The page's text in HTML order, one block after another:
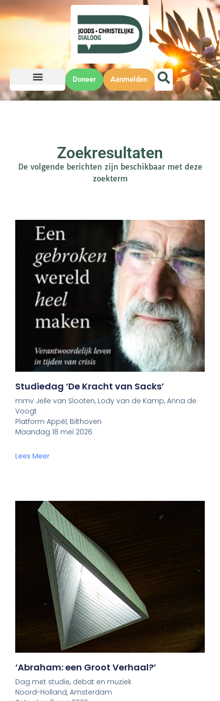
Doneer Aanmelden
Zoekresultaten
De volgende berichten zijn beschikbaar met deze
zoekterm
Studiedag ‘De Kracht van Sacks’
mmv Jelle van Slooten, Lody van de Kamp, Anna de
Voogt
Platform Appèl, Bilthoven
Maandag 18 mei 2026
Lees Meer
‘Abraham: een Groot Verhaal?’
Dag met studie, debat en muziek
Noord-Holland, Amsterdam